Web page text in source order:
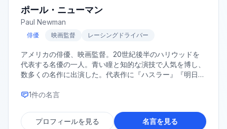
ポール・ニューマン
Paul Newman
俳優 映画監督 レーシングドライバー
アメリカの俳優、映画監督。20世紀後半のハリウッドを
代表する名優の一人。青い瞳と知的な演技で人気を博し、
数多くの名作に出演した。代表作に『ハスラー』『明日に
る。
1件の名言
プロフィールを見る 名言を見る